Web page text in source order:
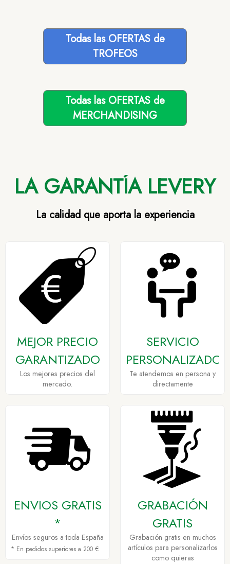
Todas las OFERTAS de
TROFEOS
Todas las OFERTAS de
MERCHANDISING
LA GARANTÍA LEVERY
La calidad que aporta la experiencia
MEJOR PRECIO
GARANTIZADO
Los mejores precios del
mercado.
SERVICIO
PERSONALIZADO
Te atendemos en persona y
directamente
ENVIOS GRATIS
*
Envíos seguros a toda España
* En pedidos superiores a 200 €
GRABACIÓN
GRATIS
Grabación gratis en muchos
artículos para personalizarlos
como quieras